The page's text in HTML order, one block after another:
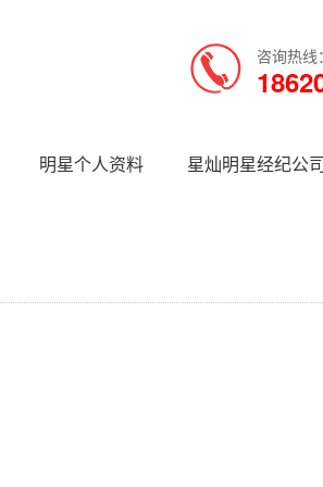
咨询热线：
明星个人资料 星灿明星经纪公